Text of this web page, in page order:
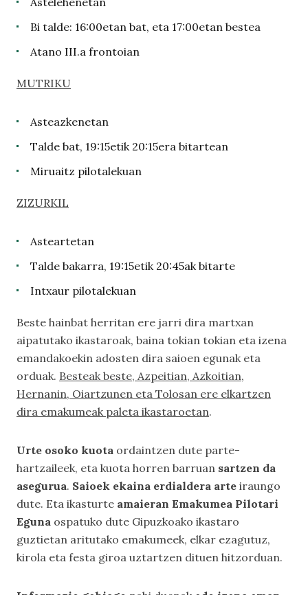
Bi talde: 16:00etan bat, eta 17:00etan bestea
Atano III.a frontoian
MUTRIKU
Asteazkenetan
Talde bat, 19:15etik 20:15era bitartean
Miruaitz pilotalekuan
ZIZURKIL
Asteartetan
Talde bakarra, 19:15etik 20:45ak bitarte
Intxaur pilotalekuan
Beste hainbat herritan ere jarri dira martxan
aipatutako ikastaroak, baina tokian tokian eta izena
emandakoekin adosten dira saioen egunak eta
orduak. Besteak beste, Azpeitian, Azkoitian,
Hernanin, Oiartzunen eta Tolosan ere elkartzen
dira emakumeak paleta ikastaroetan.
Urte osoko kuota ordaintzen dute parte-
hartzaileek, eta kuota horren barruan sartzen da
asegurua. Saioek ekaina erdialdera arte iraungo
dute. Eta ikasturte amaieran Emakumea Pilotari
Eguna ospatuko dute Gipuzkoako ikastaro
guztietan aritutako emakumeek, elkar ezagutuz,
kirola eta festa giroa uztartzen dituen hitzorduan.